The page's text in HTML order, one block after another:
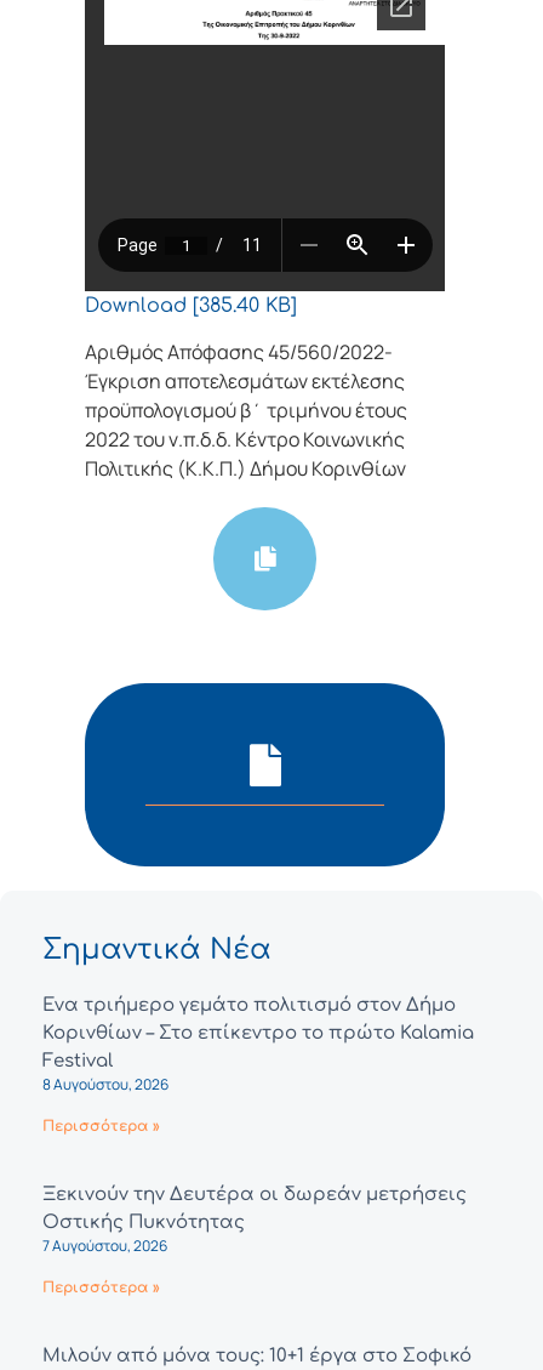
Download [385.40 KB]
Αριθμός Απόφασης 45/560/2022-
Έγκριση αποτελεσμάτων εκτέλεσης
προϋπολογισμού β΄ τριμήνου έτους
2022 του ν.π.δ.δ. Κέντρο Κοινωνικής
Πολιτικής (Κ.Κ.Π.) Δήμου Κορινθίων
Σημαντικά Νέα
Ένα τριήμερο γεμάτο πολιτισμό στον Δήμο
Κορινθίων – Στο επίκεντρο το πρώτο Kalamia
Festival
8 Αυγούστου, 2026
Περισσότερα »
Ξεκινούν την Δευτέρα οι δωρεάν μετρήσεις
Οστικής Πυκνότητας
7 Αυγούστου, 2026
Περισσότερα »
Μιλούν από μόνα τους: 10+1 έργα στο Σοφικό